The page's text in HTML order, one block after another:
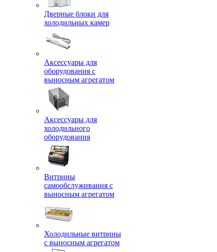
Дверные блоки для
холодильных камер
Аксессуары для
оборудования с
выносным агрегатом
Аксессуары для
холодильного
оборудования
Витрины
самообслуживания с
выносным агрегатом
Холодильные витрины
с выносным агрегатом